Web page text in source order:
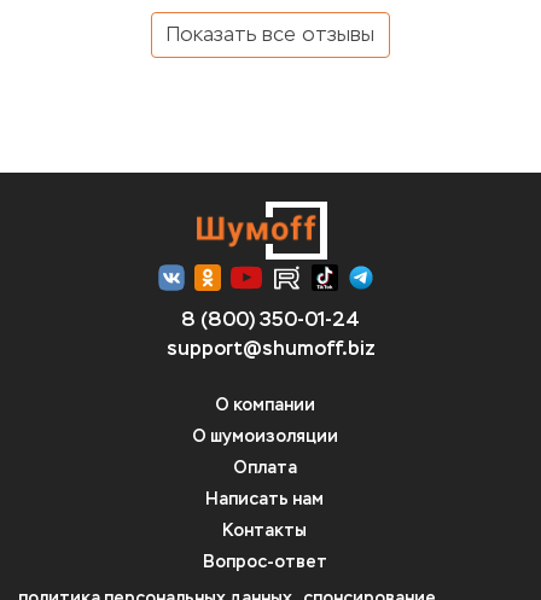
Показать все отзывы
8 (800) 350-01-24
support@shumoff.biz
О компании
О шумоизоляции
Оплата
Написать нам
Контакты
Вопрос-ответ